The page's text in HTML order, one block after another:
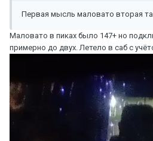
Первая мысль маловато вторая
Маловато в пиках было 147+ но
примерно до двух. Летело в саб с